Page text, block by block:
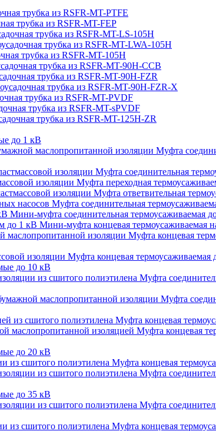
трубка из RSFR-MT-PTFE
трубка из RSFR-MT-FEP
трубка из RSFR-MT-LS-105H
трубка из RSFR-MT-LWA-105H
трубка из RSFR-MT-105H
трубка из RSFR-MT-90H-CCB
трубка из RSFR-MT-90H-FZR
трубка из RSFR-MT-90H-FZR-X
трубка из RSFR-MT-PVDF
трубка из RSFR-MT-sPVDF
трубка из RSFR-MT-125H-ZR
до 1 кВ
Муфта
Муфта соединительная
Муфта переходная
Муфта ответвительная
Муфта соединительная
Мини-муфта соединительная термоусаживаемая
Мини-муфта концевая термоусаживаемая
Муфта концевая
Муфта концевая термоусаживаемая
до 10 кВ
Муфта
Муфта
Муфта концевая
Муфта концевая
до 20 кВ
Муфта концевая
Муфта
до 35 кВ
Муфта
Муфта концевая